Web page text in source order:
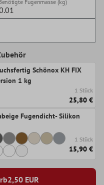
Fugenmasse (kg)
Schönox KH FIX
1 kg
1 Stück
25,80 €
Fugendicht- Silikon
1 Stück
15,90 €
2,50EUR